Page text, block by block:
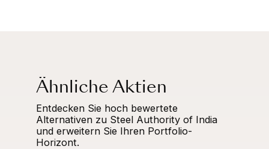
Ähnliche Aktien
Entdecken Sie hoch bewertete
Alternativen zu Steel Authority of India
und erweitern Sie Ihren Portfolio-
Horizont.